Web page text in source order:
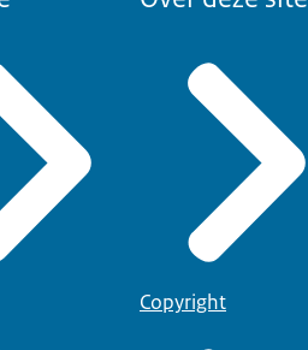
Copyright